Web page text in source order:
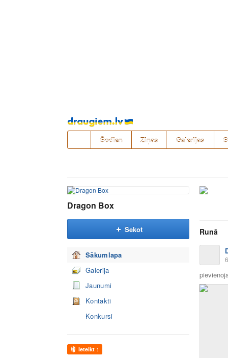
Pāriet
uz
saturu
Šodien Ziņas Galerijas
Dragon Box
Sekot
Sākumlapa
Galerija
Jaunumi
Kontakti
Konkursi
Ieteikt 1
Runā